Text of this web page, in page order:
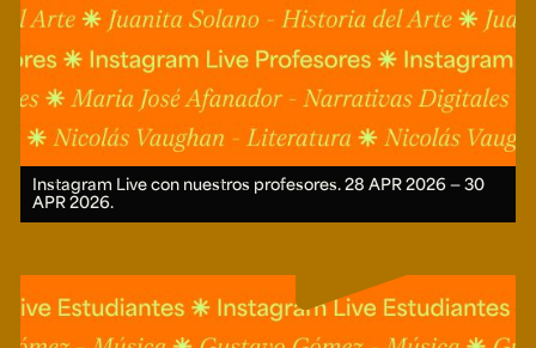
Configuración de cookies
Universidad de los Andes | Vigilada Mineducación.
Reconocimiento como universidad: Decreto 1297 del 30
de mayo de 1964. Reconocimiento de personería jurídica:
Resolución 28 del 23 de febrero de 1949, Minjusticia.
Acreditación institucional de alta calidad, 10 años:
Resolución 000194 del 16 de enero del 2025.
Instagram Live con nuestros profesores.28 APR 2026 ― 30
APR 2026.